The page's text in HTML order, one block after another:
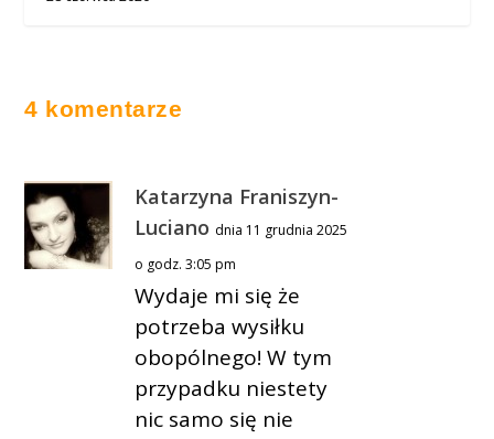
4 komentarze
Katarzyna Franiszyn-
Luciano dnia 11 grudnia 2025
o godz. 3:05 pm
Wydaje mi się że
potrzeba wysiłku
obopólnego! W tym
przypadku niestety
nic samo się nie